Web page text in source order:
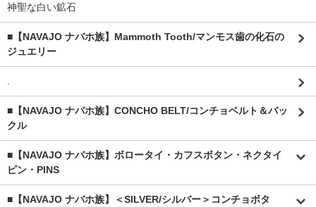
神聖な白い鉱石
■【NAVAJO ナバホ族】Mammoth Tooth/マンモス歯の化石の
ジュエリー
■【NAVAJO ナバホ族】CONCHO BELT/コンチョベルト＆バッ
クル
■【NAVAJO ナバホ族】ボロータイ・カフスボタン・ネクタイ
ピン・PINS
■【NAVAJO ナバホ族】＜SILVER/シルバー＞コンチョボタ